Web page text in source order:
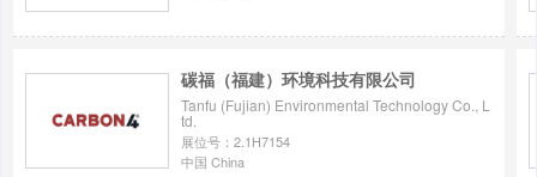
碳福（福建）环境科技有限公司
Tanfu (Fujian) Environmental Technology Co., L
td.
展位号：2.1H7154
中国 China